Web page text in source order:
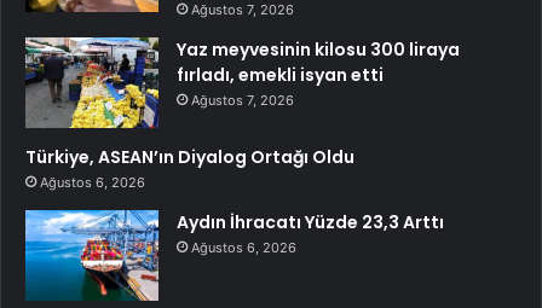
Ağustos 7, 2026
Yaz meyvesinin kilosu 300 liraya
fırladı, emekli isyan etti
Ağustos 7, 2026
Türkiye, ASEAN’ın Diyalog Ortağı Oldu
Ağustos 6, 2026
Aydın İhracatı Yüzde 23,3 Arttı
Ağustos 6, 2026